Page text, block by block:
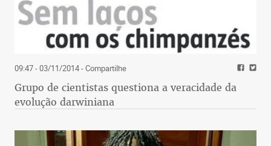
09:47 - 03/11/2014- Compartilhe
Grupo de cientistas questiona a veracidade da
evolução darwiniana